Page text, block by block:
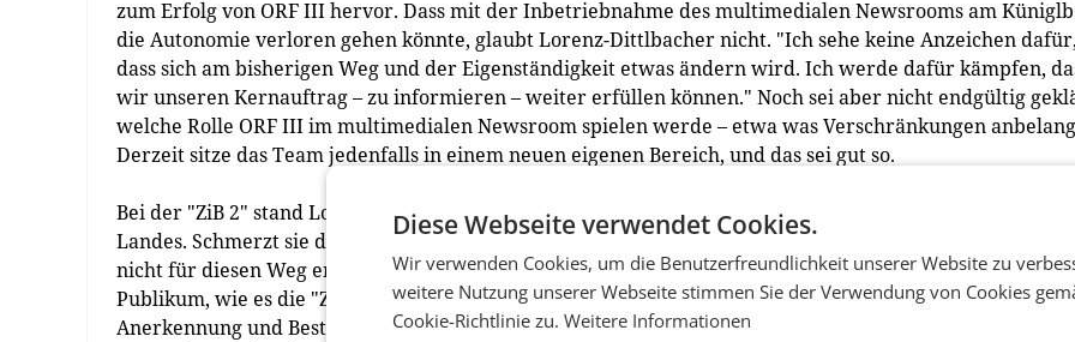
zum Erfolg von ORF III hervor. Dass mit der Inbetriebnahme des multimedialen Newsrooms am
die Autonomie verloren gehen könnte, glaubt Lorenz-Dittlbacher nicht. "Ich sehe keine Anzeichen
dass sich am bisherigen Weg und der Eigenständigkeit etwas ändern wird. Ich werde dafür kämpfen,
wir unseren Kernauftrag – zu informieren – weiter erfüllen können." Noch sei aber nicht endgültig
welche Rolle ORF III im multimedialen Newsroom spielen werde – etwa was Verschränkungen
Derzeit sitze das Team jedenfalls in einem neuen eigenen Bereich, und das sei gut so.
Bei der "ZiB 2" stand Lorenz-Dittlbacher im Rampenlicht einer der relevantesten Infosendungen des
Landes. Schmerzt sie die wohl nun geringere Aufmerksamkeit? "Würde es mich schmerzen, hätte ich
nicht für diesen Weg entschieden", so Lorenz-Dittlbacher. Es sei eine große Ehre, für ein so großes
Publikum, wie es die "ZiB 2" habe, arbeiten zu dürfen. Die Arbeit, die man dort mache, bringe hohe
Anerkennung und Bestätigung, aber auch viel Kritik und zum Teil Hass mit sich. Letzteres sei "nicht
Diese Webseite verwendet Cookies.
Wir verwenden Cookies, um die Benutzerfreundlichkeit unserer Website zu
weitere Nutzung unserer Webseite stimmen Sie der Verwendung von Cookies
Cookie-Richtlinie zu. Weitere Informationen